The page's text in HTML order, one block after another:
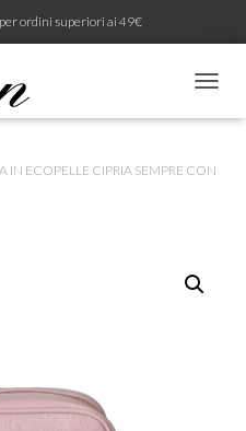
ordini superiori ai 49€
A
IN ECOPELLE CIPRIA SEMPRE CON